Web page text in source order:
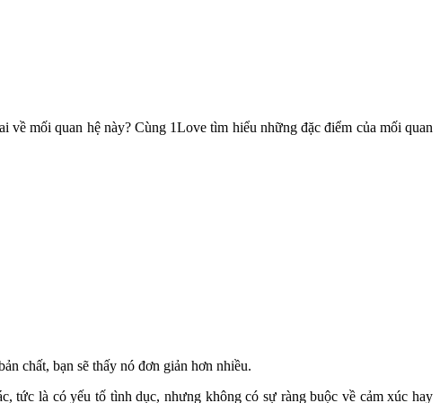
về mối quan hệ này? Cùng 1Love tìm hiểu những đặc điểm của mối quan
chất, bạn sẽ thấy nó đơn giản hơn nhiều.
tức là có yếu tố tình dục, nhưng không có sự ràng buộc về cảm xúc hay